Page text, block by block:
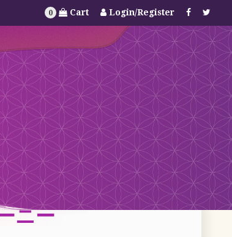
0 Cart Login/Register
ニー